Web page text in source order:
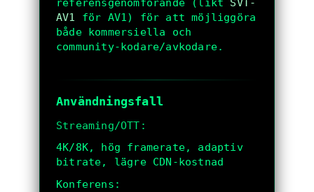
AV1
för AV1) för att möjliggöra
både kommersiella och
community-kodare/avkodare.
Användningsfall
Streaming/OTT:
4K/8K, hög framerate, adaptiv
bitrate, lägre CDN-kostnad
Konferens: